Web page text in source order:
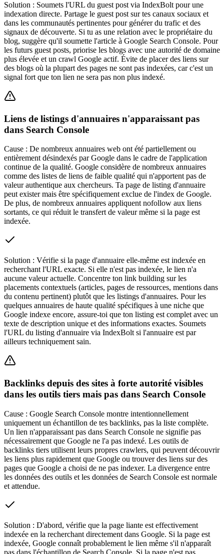
Solution : Soumets l'URL du guest post via IndexBolt pour une
indexation directe. Partage le guest post sur tes canaux sociaux et
dans les communautés pertinentes pour générer du trafic et des
signaux de découverte. Si tu as une relation avec le propriétaire du
blog, suggère qu'il soumette l'article à Google Search Console. Pour
les futurs guest posts, priorise les blogs avec une autorité de domaine
plus élevée et un crawl Google actif. Évite de placer des liens sur
des blogs où la plupart des pages ne sont pas indexées, car c'est un
signal fort que ton lien ne sera pas non plus indexé.
Liens de listings d'annuaires n'apparaissant pas
dans Search Console
Cause : De nombreux annuaires web ont été partiellement ou
entièrement désindexés par Google dans le cadre de l'application
continue de la qualité. Google considère de nombreux annuaires
comme des listes de liens de faible qualité qui n'apportent pas de
valeur authentique aux chercheurs. Ta page de listing d'annuaire
peut exister mais être spécifiquement exclue de l'index de Google.
De plus, de nombreux annuaires appliquent nofollow aux liens
sortants, ce qui réduit le transfert de valeur même si la page est
indexée.
Solution : Vérifie si la page d'annuaire elle-même est indexée en
recherchant l'URL exacte. Si elle n'est pas indexée, le lien n'a
aucune valeur actuelle. Concentre ton link building sur les
placements contextuels (articles, pages de ressources, mentions dans
du contenu pertinent) plutôt que les listings d'annuaires. Pour les
quelques annuaires de haute qualité spécifiques à une niche que
Google indexe encore, assure-toi que ton listing est complet avec un
texte de description unique et des informations exactes. Soumets
l'URL du listing d'annuaire via IndexBolt si l'annuaire est par
ailleurs techniquement sain.
Backlinks depuis des sites à forte autorité visibles
dans les outils tiers mais pas dans Search Console
Cause : Google Search Console montre intentionnellement
uniquement un échantillon de tes backlinks, pas la liste complète.
Un lien n'apparaissant pas dans Search Console ne signifie pas
nécessairement que Google ne l'a pas indexé. Les outils de
backlinks tiers utilisent leurs propres crawlers, qui peuvent découvrir
les liens plus rapidement que Google ou trouver des liens sur des
pages que Google a choisi de ne pas indexer. La divergence entre
les données des outils et les données de Search Console est normale
et attendue.
Solution : D'abord, vérifie que la page liante est effectivement
indexée en la recherchant directement dans Google. Si la page est
indexée, Google connaît probablement le lien même s'il n'apparaît
pas dans l'échantillon de Search Console. Si la page n'est pas